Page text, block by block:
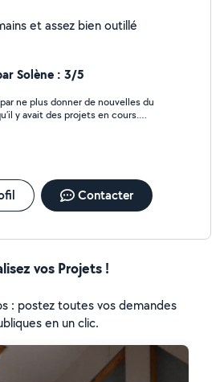
et assez bien outillé
Solène : 3/5
ne plus donner de nouvelles du
y avait des projets en cours.
Contacter
vos Projets !
: postez toutes vos demandes
en un clic.